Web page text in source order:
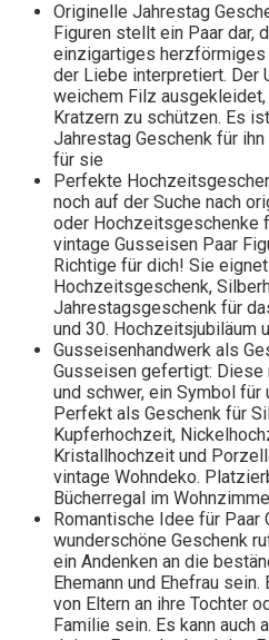
Originelle Jahrestag
Figuren stellt ein Paar dar,
einzigartiges
der Liebe interpretiert. Der
weichem Filz
Kratzern zu schützen. Es
Jahrestag Geschenk für
für sie
Perfekte
noch auf der Suche nach
oder Hochzeitsgeschenke
vintage Gusseisen Paar
Richtige für dich! Sie
Hochzeitsgeschenk,
Jahrestagsgeschenk für
und 30. Hochzeitsjubiläum
Gusseisenhandwerk als
Gusseisen gefertigt: Diese
und schwer, ein Symbol
Perfekt als Geschenk für
Kupferhochzeit,
Kristallhochzeit und
vintage Wohndeko.
Bücherregal im
Romantische Idee für Paar
wunderschöne Geschenk
ein Andenken an die
Ehemann und Ehefrau
von Eltern an ihre Tochter
Familie sein. Es kann auch